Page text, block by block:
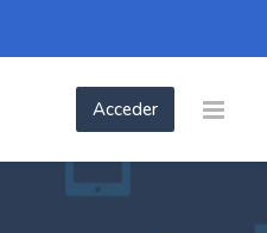
Acceder
TIC para mujeres
para mujeres